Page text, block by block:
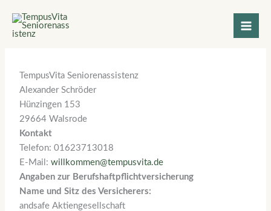
Inhalt
springen
Impressum
TempusVita Seniorenassistenz
Alexander Schröder
Hünzingen 153
29664 Walsrode
Kontakt
Telefon: 01623713018
E-Mail:willkommen@tempusvita.de
Angaben zur Berufshaftpflichtversicherung
Name und Sitz des Versicherers:
andsafe Aktiengesellschaft